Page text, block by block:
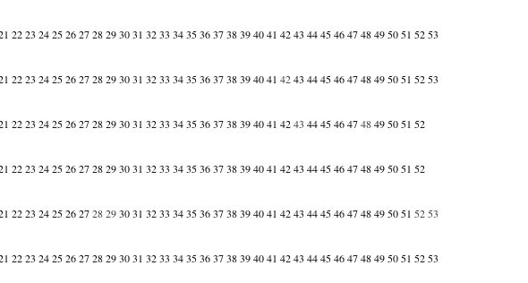
22 23 24 25 26 27 28 29 30 31 32 33 34 35 36 37 38 39 40 41 42 43 44 45 46 47 48 49 50 51 52 53
22 23 24 25 26 27 28 29 30 31 32 33 34 35 36 37 38 39 40 41 42 43 44 45 46 47 48 49 50 51 52 53
22 23 24 25 26 27 28 29 30 31 32 33 34 35 36 37 38 39 40 41 42 43 44 45 46 47 48 49 50 51 52
22 23 24 25 26 27 28 29 30 31 32 33 34 35 36 37 38 39 40 41 42 43 44 45 46 47 48 49 50 51 52
22 23 24 25 26 27 28 29 30 31 32 33 34 35 36 37 38 39 40 41 42 43 44 45 46 47 48 49 50 51 52 53
22 23 24 25 26 27 28 29 30 31 32 33 34 35 36 37 38 39 40 41 42 43 44 45 46 47 48 49 50 51 52 53